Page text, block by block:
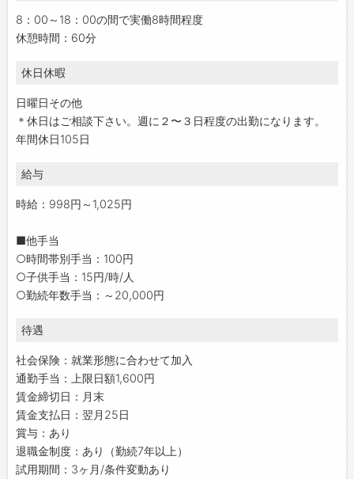
8：00～18：00の間で実働8時間程度
休憩時間：60分
休日休暇
日曜日その他
＊休日はご相談下さい。週に２〜３日程度の出勤になります。
年間休日105日
給与
時給：998円～1,025円
■他手当
○時間帯別手当：100円
○子供手当：15円/時/人
○勤続年数手当：～20,000円
待遇
社会保険：就業形態に合わせて加入
通勤手当：上限日額1,600円
賃金締切日：月末
賃金支払日：翌月25日
賞与：あり
退職金制度：あり（勤続7年以上）
試用期間：3ヶ月/条件変動あり